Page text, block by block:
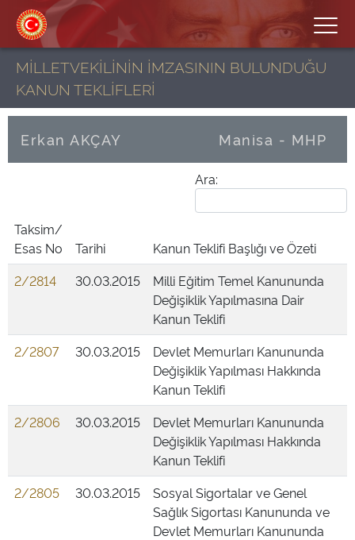
MİLLETVEKİLİNİN İMZASININ BULUNDUĞU
KANUN TEKLİFLERİ
Erkan AKÇAY Manisa - MHP
Ara:
Taksim/
Esas No
Tarihi
Kanun Teklifi Başlığı ve Özeti
2/2814
30.03.2015
Milli Eğitim Temel Kanununda
Değişiklik Yapılmasına Dair
Kanun Teklifi
2/2807
30.03.2015
Devlet Memurları Kanununda
Değişiklik Yapılması Hakkında
Kanun Teklifi
2/2806
30.03.2015
Devlet Memurları Kanununda
Değişiklik Yapılması Hakkında
Kanun Teklifi
2/2805
30.03.2015
Sosyal Sigortalar ve Genel
Sağlık Sigortası Kanununda ve
Devlet Memurları Kanununda